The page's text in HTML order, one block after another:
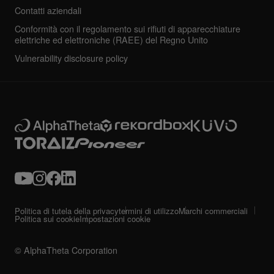
Contatti aziendali
Conformità con il regolamento sui rifiuti di apparecchiature
elettriche ed elettroniche (RAEE) del Regno Unito
Vulnerability disclosure policy
© AlphaTheta Corporation
Politica di tutela della privacytermini di utilizzoMarchi commerciali
Politica sui cookieImpostazioni cookie